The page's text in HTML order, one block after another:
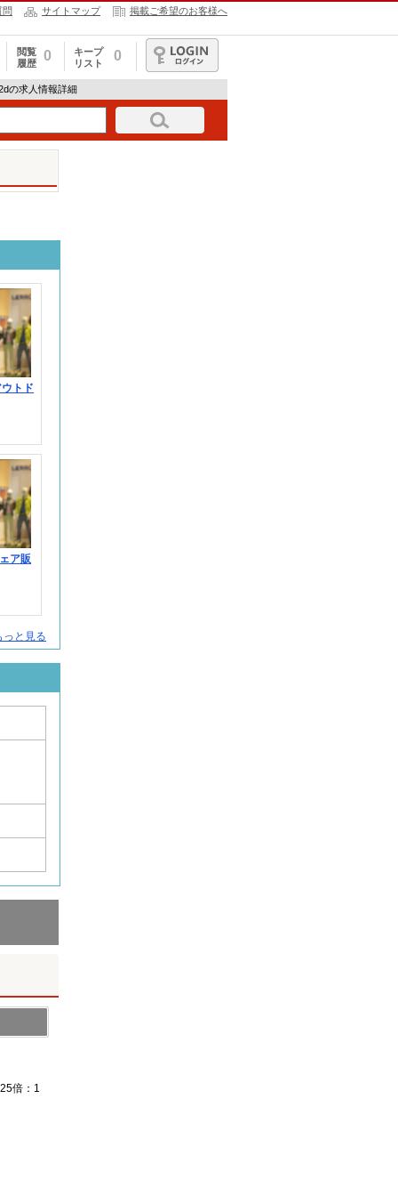
問 サイトマップ 掲載ご希望のお客様へ
閲覧
履歴
0
キープ
リスト
0
ログイン
の求人情報詳細
ウトド
ア販
と見る
倍：1